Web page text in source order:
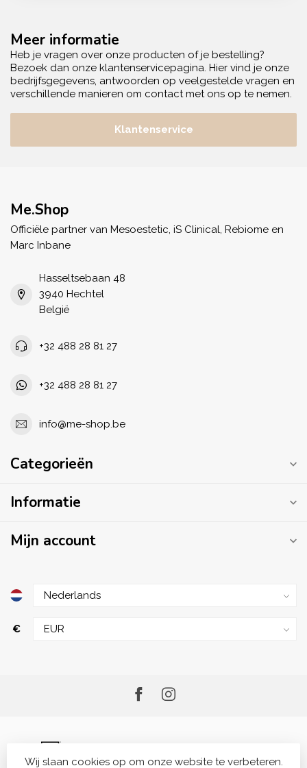
Meer informatie
Heb je vragen over onze producten of je bestelling?
Bezoek dan onze klantenservicepagina. Hier vind je onze
bedrijfsgegevens, antwoorden op veelgestelde vragen en
verschillende manieren om contact met ons op te nemen.
Klantenservice
Me.Shop
Officiële partner van Mesoestetic, iS Clinical, Rebiome en
Marc Inbane
Hasseltsebaan 48
3940 Hechtel
België
+32 488 28 81 27
+32 488 28 81 27
info@me-shop.be
Categorieën
Informatie
Mijn account
€
Wij slaan cookies op om onze website te verbeteren.